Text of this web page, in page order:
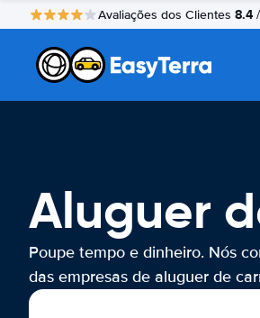
Avaliações dos Clientes 8.4
Aluguer
Poupe tempo e dinheiro. Nós
das empresas de aluguer de